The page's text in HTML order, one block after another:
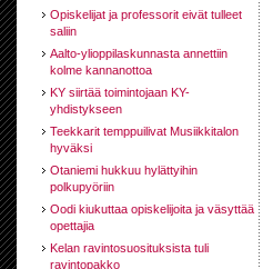
Opiskelijat ja professorit eivät tulleet
saliin
Aalto-ylioppilaskunnasta annettiin
kolme kannanottoa
KY siirtää toimintojaan KY-
yhdistykseen
Teekkarit temppuilivat Musiikkitalon
hyväksi
Otaniemi hukkuu hylättyihin
polkupyöriin
Oodi kiukuttaa opiskelijoita ja väsyttää
opettajia
Kelan ravintosuosituksista tuli
ravintopakko